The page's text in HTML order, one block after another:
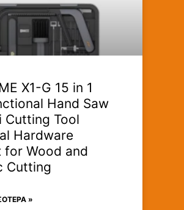
X1-G 15 in 1
Hand Saw
Cutting Tool
Hardware
for Wood and
Cutting
»